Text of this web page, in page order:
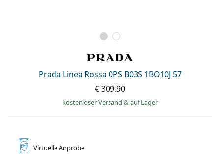
Prada Linea Rossa 0PS B03S 1BO10J 57
€ 309,90
kostenloser Versand & auf Lager
VirtuelleAnprobe